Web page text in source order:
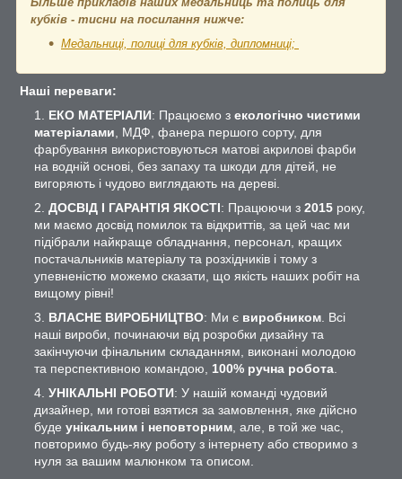
кубків - тисни на посилання нижче:
Медальниці, полиці для кубків, дипломниці;
Наші переваги:
ЕКО МАТЕРІАЛИ: Працюємо з екологічно чистими
матеріалами , МДФ, фанера першого сорту, для
фарбування використовуються матові акрилові фарби
на водній основі, без запаху та шкоди для дітей, не
вигоряють і чудово виглядають на дереві.
ДОСВІД І ГАРАНТІЯ ЯКОСТІ: Працюючи з 2015 року,
ми маємо досвід помилок та відкриттів, за цей час ми
підібрали найкраще обладнання, персонал, кращих
постачальників матеріалу та розхідників і тому з
упевненістю можемо сказати, що якість наших робіт на
вищому рівні!
ВЛАСНЕ ВИРОБНИЦТВО: Ми є виробником . Всі
наші вироби, починаючи від розробки дизайну та
закінчуючи фінальним складанням, виконані молодою
та перспективною командою, 100% ручна робота
УНІКАЛЬНІ РОБОТИ: У нашій команді чудовий
дизайнер, ми готові взятися за замовлення, яке дійсно
буде унікальним і неповторним , але, в той же час,
повторимо будь-яку роботу з інтернету або створимо з
нуля за вашим малюнком та описом.